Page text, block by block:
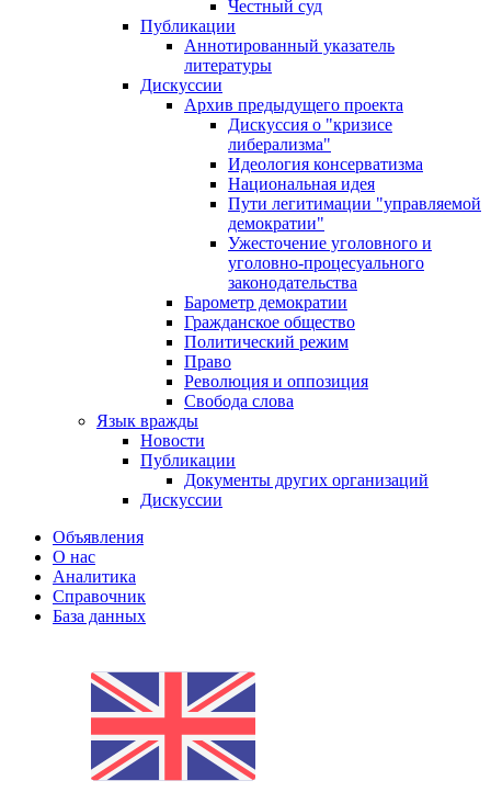
Честный суд
Публикации
Аннотированный указатель
литературы
Дискуссии
Архив предыдущего проекта
Дискуссия о "кризисе
либерализма"
Идеология консерватизма
Национальная идея
Пути легитимации "управляемой
демократии"
Ужесточение уголовного и
уголовно-процесуального
законодательства
Барометр демократии
Гражданское общество
Политический режим
Право
Революция и оппозиция
Свобода слова
Язык вражды
Новости
Публикации
Документы других организаций
Дискуссии
Объявления
О нас
Аналитика
Справочник
База данных